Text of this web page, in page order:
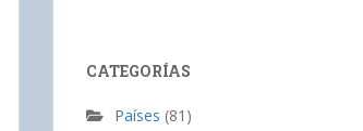
CATEGORÍAS
Países (81)